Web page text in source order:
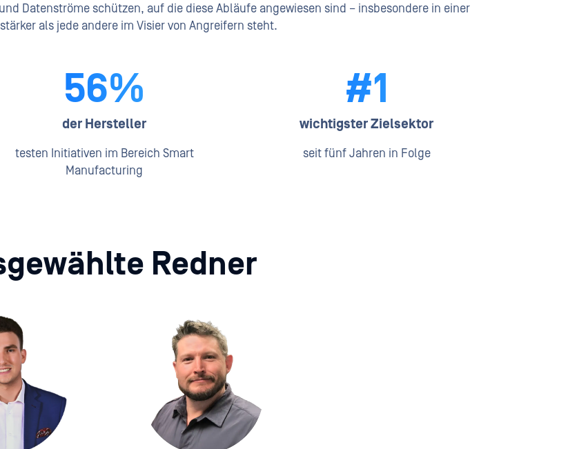
Datenströme schützen, auf die diese Abläufe angewiesen sind – insbesondere in einer
als jede andere im Visier von Angreifern steht.
56%
der Hersteller
testen Initiativen im Bereich Smart
Manufacturing
#1
wichtigster Zielsektor
seit fünf Jahren in Folge
Redner